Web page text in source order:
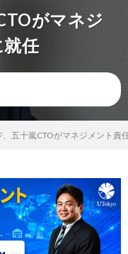
がマネジ
任
、五十嵐CTOがマネジメント責